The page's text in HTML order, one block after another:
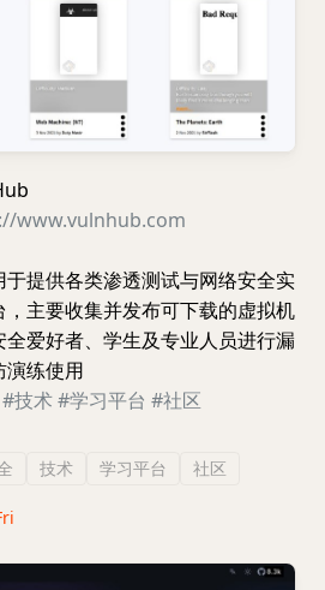
www.vulnhub.com
于提供各类渗透测试与网络安全实
主要收集并发布可下载的虚拟机
爱好者、学生及专业人员进行漏
演练使用
#技术#学习平台 #社区
技术 学习平台 社区